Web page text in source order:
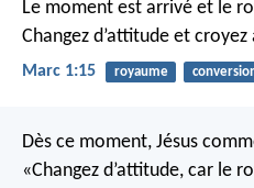
Le moment est arrivé et le
Changez d’attitude et
Marc 1:15 royaume
Dès ce moment, Jésus
«Changez d’attitude, car le